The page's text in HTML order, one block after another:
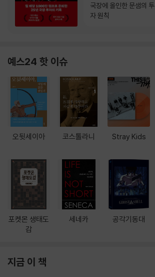
국장에 올인한 문샘의 투
자 원칙
예스24 핫 이슈
오뒷세이아
포켓몬 생태도
감
코스톨라니
세네카
Stray Kids
공각기동대
지금 이 책